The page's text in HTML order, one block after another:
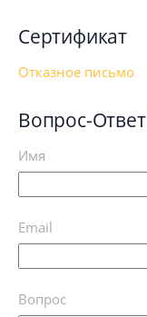
Сертификат
Отказное письмо
Вопрос-Ответ
Имя
Email
Вопрос